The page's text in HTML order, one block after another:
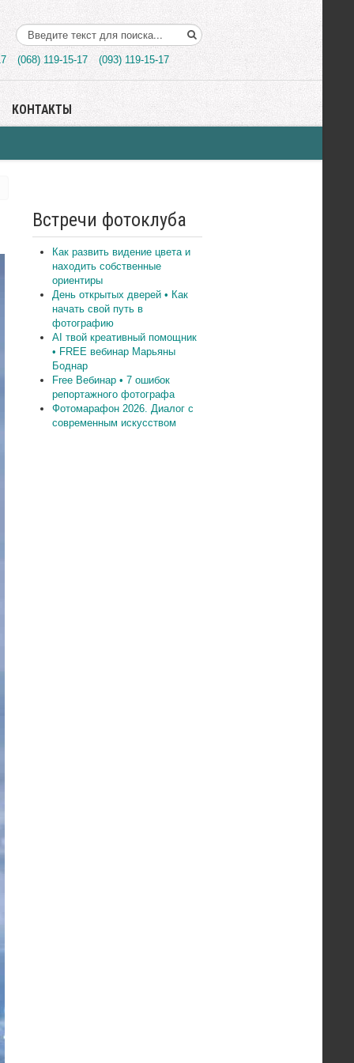
Поиск..
(068) 119-15-17 (093) 119-15-17
КОНТАКТЫ
Встречи фотоклуба
Как развить видение цвета и
находить собственные
ориентиры
День открытых дверей • Как
начать свой путь в
фотографию
AI твой креативный помощник
• FREE вебинар Марьяны
Боднар
Free Вебинар • 7 ошибок
репортажного фотографа
Фотомарафон 2026. Диалог с
современным искусством